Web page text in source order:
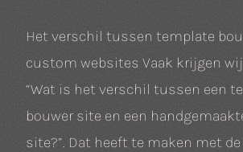
Het verschil tussen template
custom websites Vaak krijgen wij
“Wat is het verschil tussen een
bouwer site en een
site?”. Dat heeft te maken met